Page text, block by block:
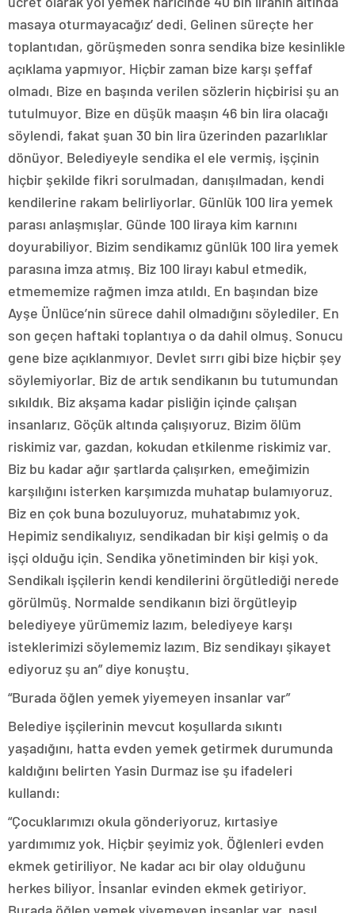
masaya oturmayacağız’ dedi. Gelinen süreçte her
toplantıdan, görüşmeden sonra sendika bize kesinlikle
açıklama yapmıyor. Hiçbir zaman bize karşı şeffaf
olmadı. Bize en başında verilen sözlerin hiçbirisi şu an
tutulmuyor. Bize en düşük maaşın 46 bin lira olacağı
söylendi, fakat şuan 30 bin lira üzerinden pazarlıklar
dönüyor. Belediyeyle sendika el ele vermiş, işçinin
hiçbir şekilde fikri sorulmadan, danışılmadan, kendi
kendilerine rakam belirliyorlar. Günlük 100 lira yemek
parası anlaşmışlar. Günde 100 liraya kim karnını
doyurabiliyor. Bizim sendikamız günlük 100 lira yemek
parasına imza atmış. Biz 100 lirayı kabul etmedik,
etmememize rağmen imza atıldı. En başından bize
Ayşe Ünlüce’nin sürece dahil olmadığını söylediler. En
son geçen haftaki toplantıya o da dahil olmuş. Sonucu
gene bize açıklanmıyor. Devlet sırrı gibi bize hiçbir şey
söylemiyorlar. Biz de artık sendikanın bu tutumundan
sıkıldık. Biz akşama kadar pisliğin içinde çalışan
insanlarız. Göçük altında çalışıyoruz. Bizim ölüm
riskimiz var, gazdan, kokudan etkilenme riskimiz var.
Biz bu kadar ağır şartlarda çalışırken, emeğimizin
karşılığını isterken karşımızda muhatap bulamıyoruz.
Biz en çok buna bozuluyoruz, muhatabımız yok.
Hepimiz sendikalıyız, sendikadan bir kişi gelmiş o da
işçi olduğu için. Sendika yönetiminden bir kişi yok.
Sendikalı işçilerin kendi kendilerini örgütlediği nerede
görülmüş. Normalde sendikanın bizi örgütleyip
belediyeye yürümemiz lazım, belediyeye karşı
isteklerimizi söylememiz lazım. Biz sendikayı şikayet
ediyoruz şu an” diye konuştu.
“Burada öğlen yemek yiyemeyen insanlar var”
Belediye işçilerinin mevcut koşullarda sıkıntı
yaşadığını, hatta evden yemek getirmek durumunda
kaldığını belirten Yasin Durmaz ise şu ifadeleri
kullandı:
“Çocuklarımızı okula gönderiyoruz, kırtasiye
yardımımız yok. Hiçbir şeyimiz yok. Öğlenleri evden
ekmek getiriliyor. Ne kadar acı bir olay olduğunu
herkes biliyor. İnsanlar evinden ekmek getiriyor.